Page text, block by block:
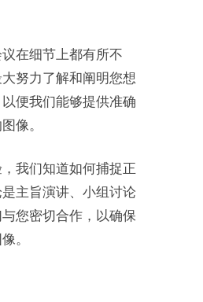
在细节上都有所不
努力了解和阐明您想
便我们能够提供准确
像。
我们知道如何捕捉正
主旨演讲、小组讨论
您密切合作，以确保
。